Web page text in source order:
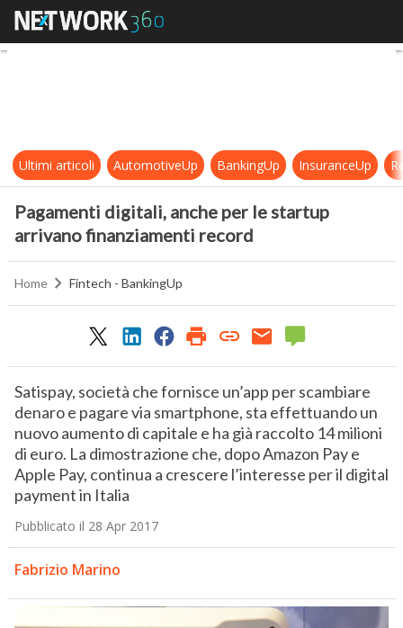
Pagamenti digitali, anche per le
Ultimi articoli AutomotiveUp BankingUp InsuranceUp
Pagamenti digitali, anche per le startup
arrivano finanziamenti record
Home Fintech - BankingUp
Satispay, società che fornisce un’app per scambiare
denaro e pagare via smartphone, sta effettuando un
nuovo aumento di capitale e ha già raccolto 14 milioni
di euro. La dimostrazione che, dopo Amazon Pay e
Apple Pay, continua a crescere l’interesse per il digital
payment in Italia
Pubblicato il 28 Apr 2017
Fabrizio Marino